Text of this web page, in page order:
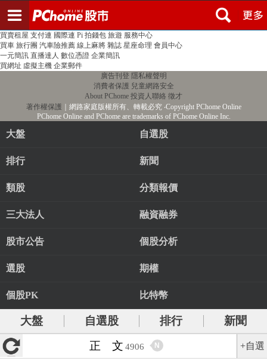
PChome首頁 線上購物 24h購物 書店
買賣租屋 支付連 國際連 Pi 拍錢包 旅遊 服務中心
買車 旅行團 汽車險推薦 線上麻將 雜誌 星座命理 會員中心
一元簡訊 直播達人 數位憑證 企業簡訊
買網址 虛擬主機 企業郵件
廣告刊登 隱私權聲明
消費者保護 兒童網路安全
About PChome 投資人聯絡 徵才
著作權保護 ｜網路家庭版權所有、轉載必究‧Copyright PChome Online
PChome Online and PChome are trademarks of PChome Online Inc.
大盤 自選股
排行 新聞
類股 分類報價
三大法人 融資融券
股市公告 個股分析
選股 期權
個股PK 比特幣
大盤 自選股 排行
新聞
正 文 4906 N +自選